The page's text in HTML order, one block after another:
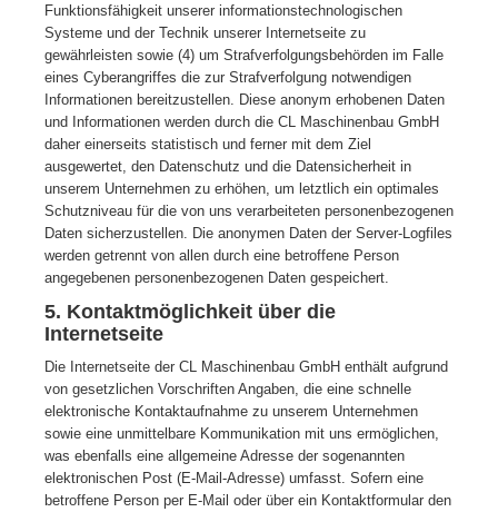
Funktionsfähigkeit unserer informationstechnologischen
Systeme und der Technik unserer Internetseite zu
gewährleisten sowie (4) um Strafverfolgungsbehörden im Falle
eines Cyberangriffes die zur Strafverfolgung notwendigen
Informationen bereitzustellen. Diese anonym erhobenen Daten
und Informationen werden durch die CL Maschinenbau GmbH
daher einerseits statistisch und ferner mit dem Ziel
ausgewertet, den Datenschutz und die Datensicherheit in
unserem Unternehmen zu erhöhen, um letztlich ein optimales
Schutzniveau für die von uns verarbeiteten personenbezogenen
Daten sicherzustellen. Die anonymen Daten der Server-Logfiles
werden getrennt von allen durch eine betroffene Person
angegebenen personenbezogenen Daten gespeichert.
5. Kontaktmöglichkeit über die
Internetseite
Die Internetseite der CL Maschinenbau GmbH enthält aufgrund
von gesetzlichen Vorschriften Angaben, die eine schnelle
elektronische Kontaktaufnahme zu unserem Unternehmen
sowie eine unmittelbare Kommunikation mit uns ermöglichen,
was ebenfalls eine allgemeine Adresse der sogenannten
elektronischen Post (E-Mail-Adresse) umfasst. Sofern eine
betroffene Person per E-Mail oder über ein Kontaktformular den